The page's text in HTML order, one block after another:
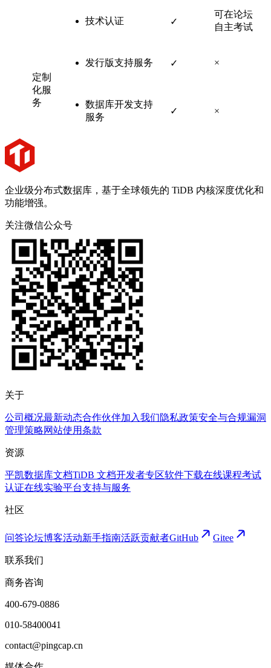
技术认证 ✓
可在论坛
自主考试
定制
化服
务
发行版支持服务 ✓ ×
数据库开发支持
服务
✓ ×
企业级分布式数据库，基于全球领先的 TiDB 内核深度优化和
功能增强。
关注微信公众号
关于
公司概况最新动态合作伙伴加入我们隐私政策安全与合规漏洞
管理策略网站使用条款
资源
平凯数据库文档TiDB 文档开发者专区软件下载在线课程考试
认证在线实验平台支持与服务
社区
问答论坛博客活动新手指南活跃贡献者GitHub Gitee
联系我们
商务咨询
400-679-0886
010-58400041
contact@pingcap.cn